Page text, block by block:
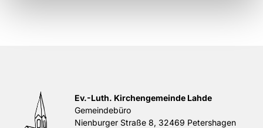
Ev.-Luth. Kirchengemeinde Lahde
Gemeindebüro
Nienburger Straße 8, 32469 Petershagen